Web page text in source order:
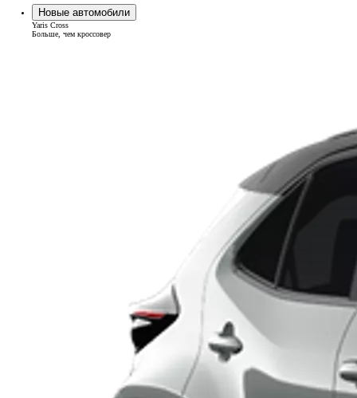
Новые автомобили
Yaris Cross
Больше, чем кроссовер